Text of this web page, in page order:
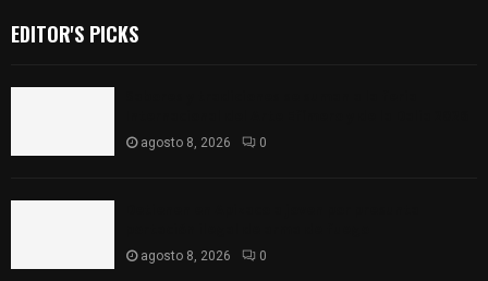
EDITOR'S PICKS
agosto 8, 2026 0
agosto 8, 2026 0